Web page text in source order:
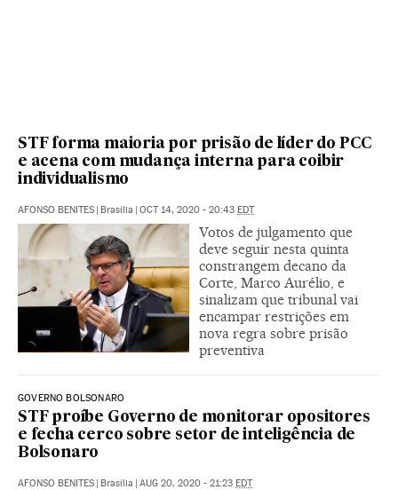
STF forma maioria por prisão de líder do PCC
e acena com mudança interna para coibir
individualismo
AFONSO BENITES | Brasília | OCT 14, 2020 - 20:43 EDT
Votos de julgamento que
deve seguir nesta quinta
constrangem decano da
Corte, Marco Aurélio, e
sinalizam que tribunal vai
encampar restrições em
nova regra sobre prisão
preventiva
GOVERNO BOLSONARO
STF proíbe Governo de monitorar opositores
e fecha cerco sobre setor de inteligência de
Bolsonaro
AFONSO BENITES | Brasília | AUG 20, 2020 - 21:23 EDT